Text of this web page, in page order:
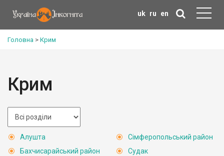
uk ru en
Головна > Крим
Крим
Алушта
Бахчисарайський район
Сімферопольський район
Судак